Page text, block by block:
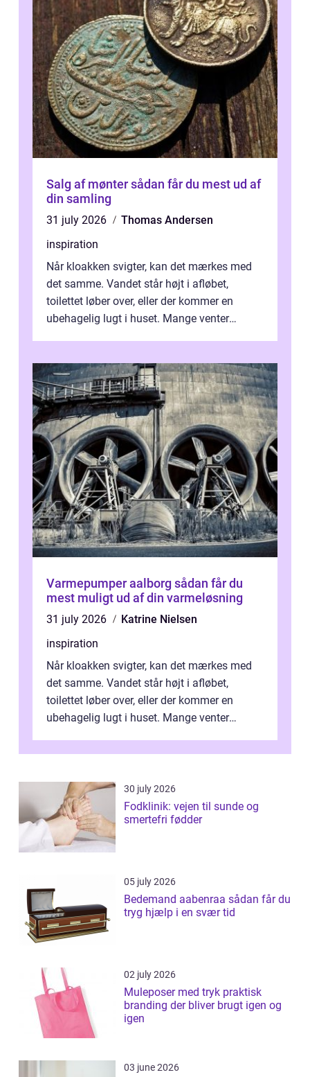
Salg af mønter sådan får du mest ud af
din samling
31 july 2026
Thomas Andersen
inspiration
Når kloakken svigter, kan det mærkes med
det samme. Vandet står højt i afløbet,
toilettet løber over, eller der kommer en
ubehagelig lugt i huset. Mange venter
Varmepumper aalborg sådan får du
mest muligt ud af din varmeløsning
31 july 2026
Katrine Nielsen
inspiration
Når kloakken svigter, kan det mærkes med
det samme. Vandet står højt i afløbet,
toilettet løber over, eller der kommer en
ubehagelig lugt i huset. Mange venter
30 july 2026
Fodklinik: vejen til sunde og
smertefri fødder
05 july 2026
Bedemand aabenraa sådan får du
tryg hjælp i en svær tid
02 july 2026
Muleposer med tryk praktisk
branding der bliver brugt igen og
igen
03 june 2026